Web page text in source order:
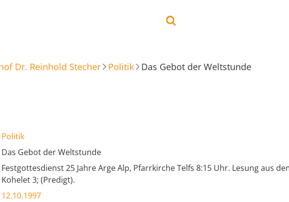
Dr. Reinhold Stecher Politik Das Gebot der Weltstunde
Politik
Das Gebot der Weltstunde
Festgottesdienst 25 Jahre Arge Alp, Pfarrkirche Telfs 8:15 Uhr. Lesung aus
Kohelet 3; (Predigt).
12.10.1997